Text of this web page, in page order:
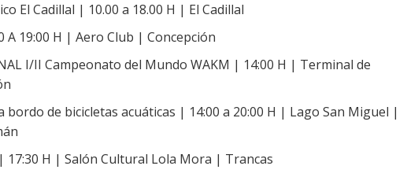
El Cadillal | 10.00 a 18.00 H | El Cadillal
A 19:00 H | Aero Club | Concepción
I/II Campeonato del Mundo WAKM | 14:00 H | Terminal de
bordo de bicicletas acuáticas | 14:00 a 20:00 H | Lago San Miguel |
17:30 H | Salón Cultural Lola Mora | Trancas